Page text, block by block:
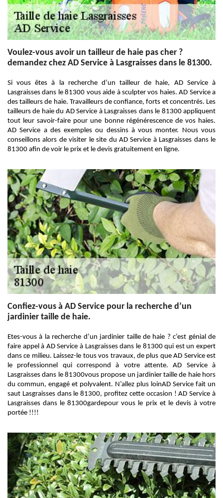
Voulez-vous avoir un tailleur de haie pas cher ?
demandez chez AD Service à Lasgraisses dans le 81300.
Si vous êtes à la recherche d’un tailleur de haie, AD Service à
Lasgraisses dans le 81300 vous aide à sculpter vos haies. AD Service a
des tailleurs de haie. Travailleurs de confiance, forts et concentrés. Les
tailleurs de haie du AD Service à Lasgraisses dans le 81300 appliquent
tout leur savoir-faire pour une bonne régénérescence de vos haies.
AD Service a des exemples ou dessins à vous monter. Nous vous
conseillons alors de visiter le site du AD Service à Lasgraisses dans le
81300 afin de voir le prix et le devis gratuitement en ligne.
Confiez-vous à AD Service pour la recherche d’un
jardinier taille de haie.
Etes-vous à la recherche d’un jardinier taille de haie ? c’est génial de
faire appel à AD Service à Lasgraisses dans le 81300 qui est un expert
dans ce milieu. Laissez-le tous vos travaux, de plus que AD Service est
le professionnel qui correspond à votre attente. AD Service à
Lasgraisses dans le 81300vous propose un jardinier taille de haie hors
du commun, engagé et polyvalent. N’allez plus loinAD Service fait un
saut Lasgraisses dans le 81300, profitez cette occasion ! AD Service à
Lasgraisses dans le 81300gardepour vous le prix et le devis à votre
portée !!!!